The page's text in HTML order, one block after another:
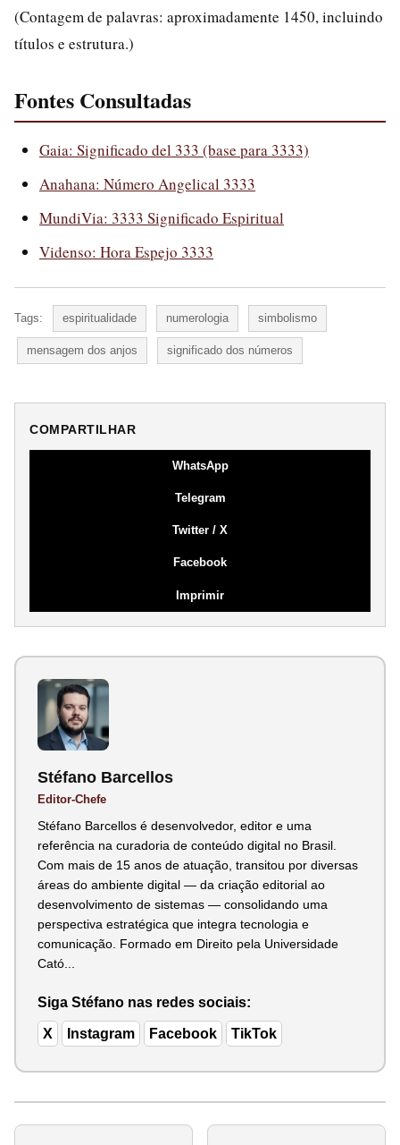
(Contagem de palavras: aproximadamente 1450, incluindo
títulos e estrutura.)
Fontes Consultadas
Gaia: Significado del 333 (base para 3333)
Anahana: Número Angelical 3333
MundiVia: 3333 Significado Espiritual
Videnso: Hora Espejo 3333
Tags: espiritualidade numerologia simbolismo
mensagem dos anjos significado dos números
COMPARTILHAR
WhatsApp
Telegram
Twitter / X
Facebook
Imprimir
Stéfano Barcellos
Editor-Chefe
Stéfano Barcellos é desenvolvedor, editor e uma
referência na curadoria de conteúdo digital no Brasil.
Com mais de 15 anos de atuação, transitou por diversas
áreas do ambiente digital — da criação editorial ao
desenvolvimento de sistemas — consolidando uma
perspectiva estratégica que integra tecnologia e
comunicação. Formado em Direito pela Universidade
Cató...
Siga Stéfano nas redes sociais:
X Instagram Facebook TikTok